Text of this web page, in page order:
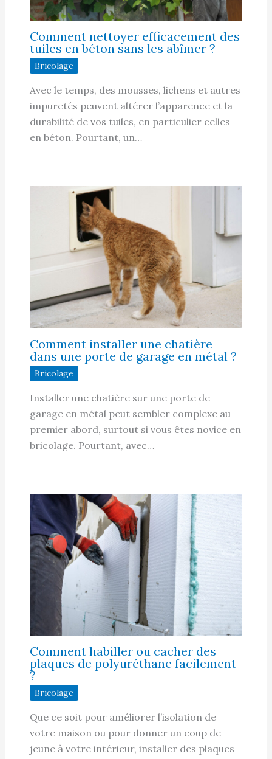
Comment nettoyer efficacement des
tuiles en béton sans les abîmer ?
Bricolage
Avec le temps, des mousses, lichens et autres
impuretés peuvent altérer l’apparence et la
durabilité de vos tuiles, en particulier celles
en béton. Pourtant, un…
Comment installer une chatière
dans une porte de garage en métal ?
Bricolage
Installer une chatière sur une porte de
garage en métal peut sembler complexe au
premier abord, surtout si vous êtes novice en
bricolage. Pourtant, avec…
Comment habiller ou cacher des
plaques de polyuréthane facilement
?
Bricolage
Que ce soit pour améliorer l’isolation de
votre maison ou pour donner un coup de
jeune à votre intérieur, installer des plaques